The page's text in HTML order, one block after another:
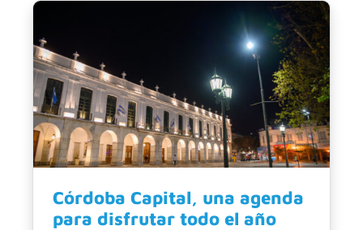
Córdoba Capital, una agenda
para disfrutar todo el año